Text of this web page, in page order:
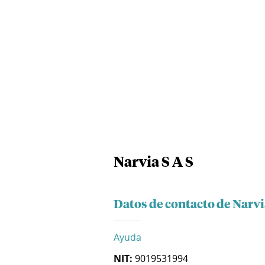
Narvia S A S
Datos de contacto de
Ayuda
NIT: 9019531994